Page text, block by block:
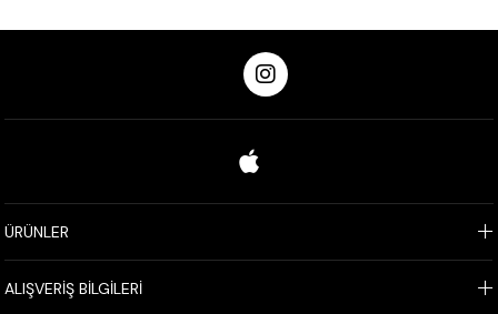
ÜRÜNLER
ALIŞVERİŞ BİLGİLERİ